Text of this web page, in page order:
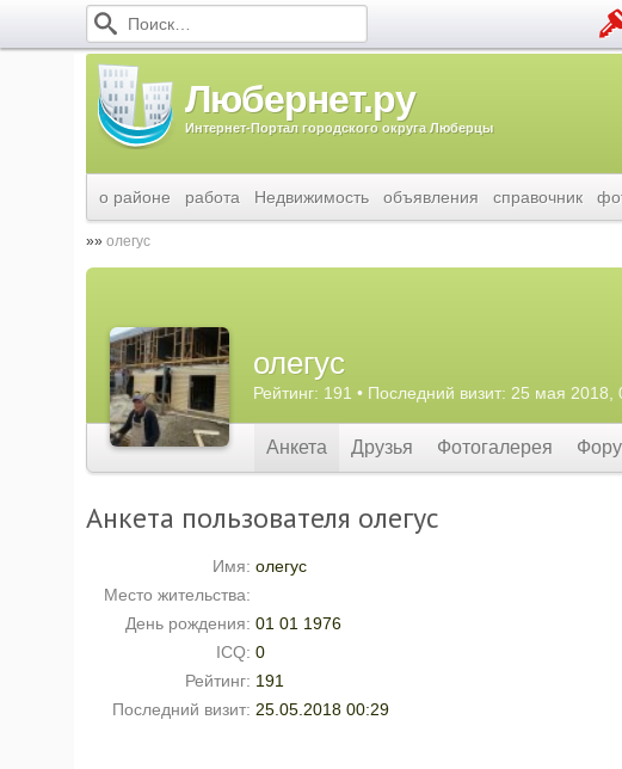
Любернет.ру
Интернет-Портал городского округа Люберцы
о районе работа Недвижимость объявления справочник
олегус
олегус
Рейтинг: 191 • Последний визит: 25 мая 2018,
Анкета Друзья Фотогалерея
Анкета пользователя олегус
Имя: олегус
Место жительства:
День рождения: 01 01 1976
ICQ: 0
Рейтинг: 191
Последний визит: 25.05.2018 00:29